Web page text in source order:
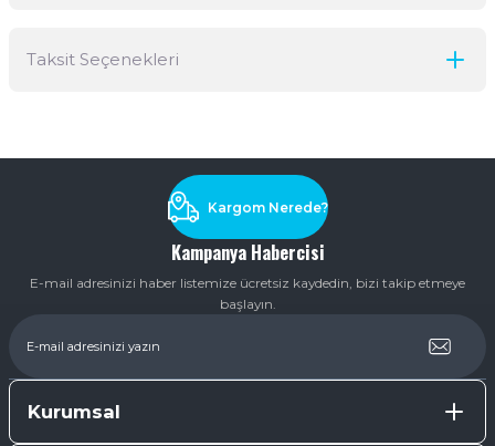
Taksit Seçenekleri
Kampanya Habercisi
E-mail adresinizi haber listemize ücretsiz kaydedin, bizi takip etmeye
başlayın.
Kargom Nerede?
Kurumsal